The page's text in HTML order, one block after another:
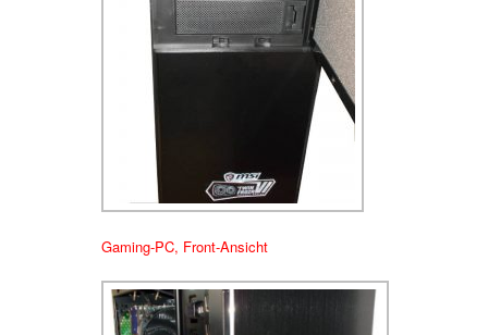
Gaming-PC, Front-Ansicht